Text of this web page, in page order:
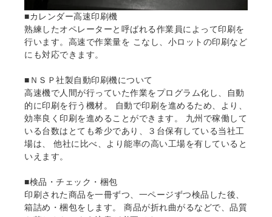
■カレンダー高速印刷機
熟練したオペレーターと呼ばれる作業員によって印刷を
行います。高速で作業量を こなし、小ロットの印刷など
にも対応できます。
■ＮＳＰ社製自動印刷機について
高速機で人間が行っていた作業をプログラム化し、自動
的に印刷を行う機材。 自動で印刷を進めるため、より、
効率良く印刷を進めることができます。 九州で稼働して
いる台数はとても希少であり、３台保有している当社工
場は、 他社に比べ、より能率の高い工場を有していると
いえます。
■検品・チェック・梱包
印刷された商品を一冊ずつ、一ページずつ検品した後、
箱詰め・梱包をします。 商品が折れ曲がるなどで、品質